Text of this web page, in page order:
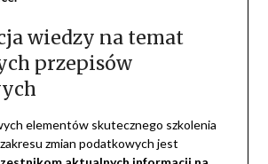
wiedzy na temat
przepisów
elementów skutecznego szkolenia
zmian podatkowych jest